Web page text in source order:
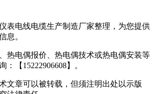
表电线电缆生产制造厂家整理，为您提供
息。
热电偶报价、热电偶技术或热电偶安装等
：
【15222906608】 。
文章可以被转载，但须注明出处以示版